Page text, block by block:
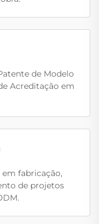
de Modelo
Acreditação em
em fabricação,
de projetos